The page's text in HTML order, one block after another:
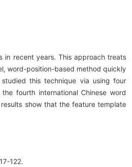
in recent years. This approach treats
word-position-based method quickly
this technique via using four
fourth international Chinese word
show that the feature template
122.